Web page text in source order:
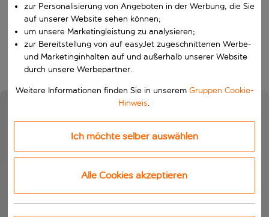
Suchen
zur Personalisierung von Angeboten in der Werbung, die Sie
auf unserer Website sehen können;
um unsere Marketingleistung zu analysieren;
zur Bereitstellung von auf easyJet zugeschnittenen Werbe-
und Marketinginhalten auf und außerhalb unserer Website
durch unsere Werbepartner.
Weitere Informationen finden Sie in unserem Gruppen Cookie-
Hinweis.
Ich möchte selber auswählen
Alle Cookies akzeptieren